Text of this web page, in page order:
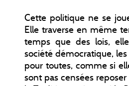
Cette politique ne se
Elle traverse en même
temps que des lois,
société démocratique,
pour toutes, comme si
sont pas censées